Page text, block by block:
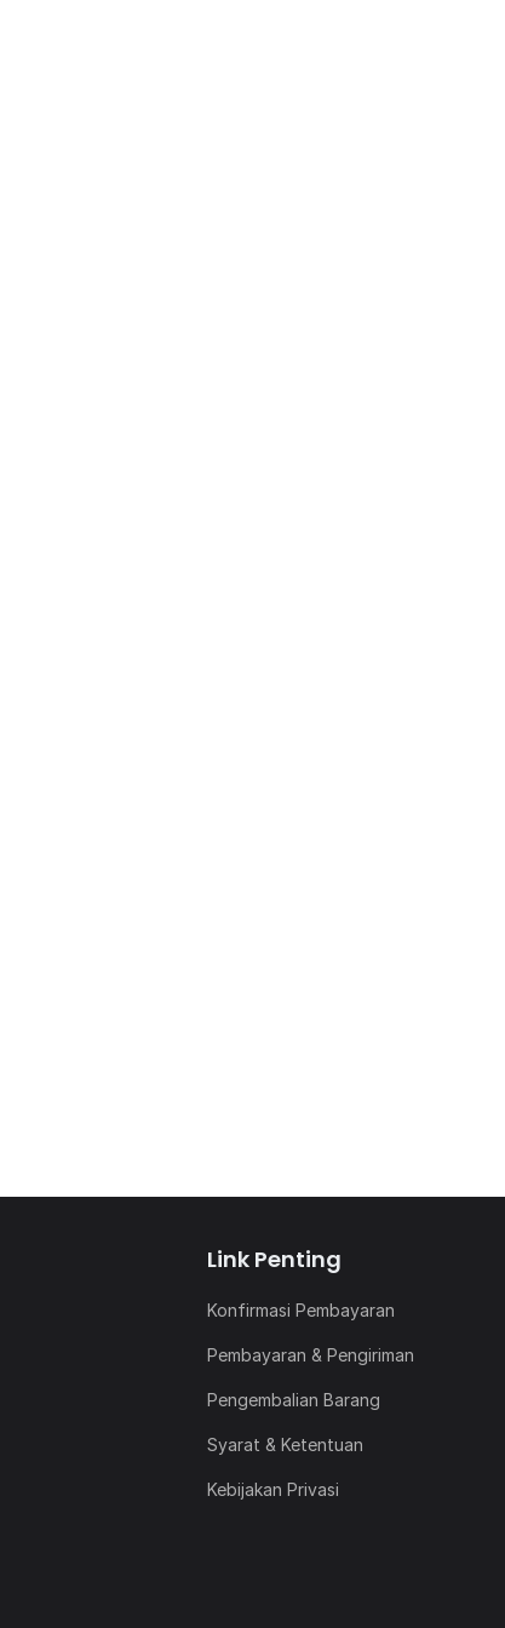
Link Penting
Konfirmasi Pembayaran
Pembayaran & Pengiriman
Pengembalian Barang
Syarat & Ketentuan
Kebijakan Privasi